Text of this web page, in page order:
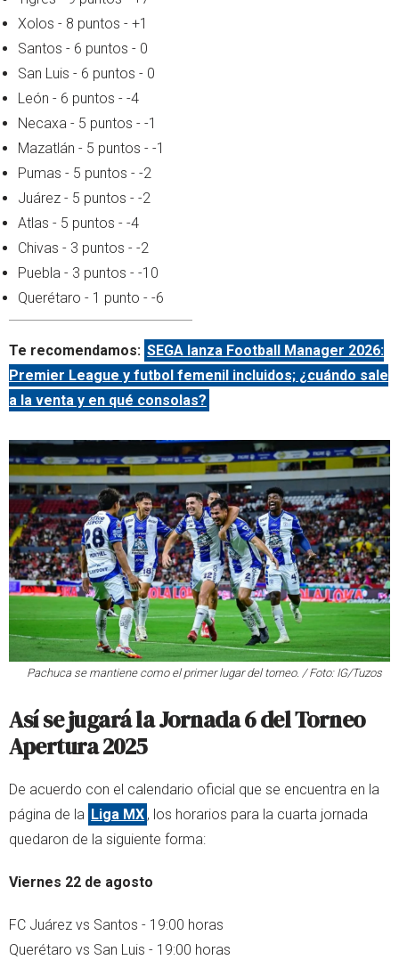
Xolos - 8 puntos - +1
Santos - 6 puntos - 0
San Luis - 6 puntos - 0
León - 6 puntos - -4
Necaxa - 5 puntos - -1
Mazatlán - 5 puntos - -1
Pumas - 5 puntos - -2
Juárez - 5 puntos - -2
Atlas - 5 puntos - -4
Chivas - 3 puntos - -2
Puebla - 3 puntos - -10
Querétaro - 1 punto - -6
Te recomendamos: SEGA lanza Football Manager 2026:
Premier League y futbol femenil incluidos; ¿cuándo sale
a la venta y en qué consolas?
Pachuca se mantiene como el primer lugar del torneo. / Foto: IG/Tuzos
Así se jugará la Jornada 6 del Torneo
Apertura 2025
De acuerdo con el calendario oficial que se encuentra en la
página de la Liga MX , los horarios para la cuarta jornada
quedaron de la siguiente forma:
Viernes 22 de agosto
FC Juárez vs Santos - 19:00 horas
Querétaro vs San Luis - 19:00 horas